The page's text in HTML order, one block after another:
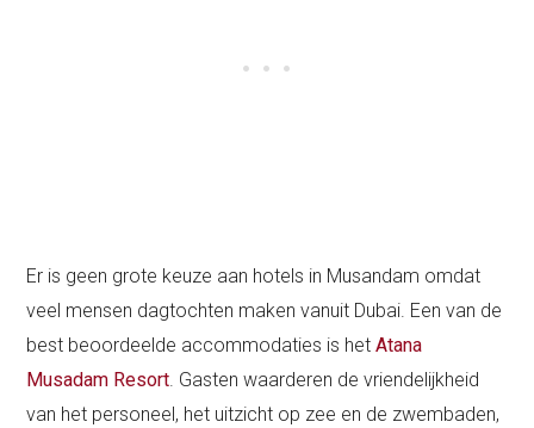
Er is geen grote keuze aan hotels in Musandam omdat
veel mensen dagtochten maken vanuit Dubai. Een van de
best beoordeelde accommodaties is hetAtana
Musadam Resort. Gasten waarderen de vriendelijkheid
van het personeel, het uitzicht op zee en de zwembaden,